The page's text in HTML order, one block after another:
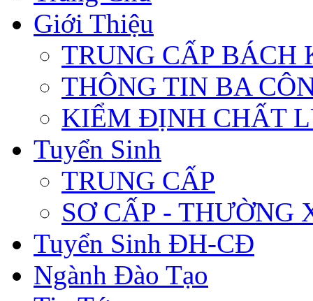
Giới Thiệu
TRUNG CẤP BÁCH
THÔNG TIN BA
KIỂM ĐỊNH CHẤT
Tuyển Sinh
TRUNG CẤP
SƠ CẤP - THƯỜNG
Tuyển Sinh ĐH-CĐ
Ngành Đào Tạo